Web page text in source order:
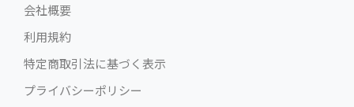
会社概要
利用規約
特定商取引法に基づく表示
プライバシーポリシー